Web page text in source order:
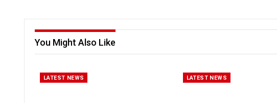
You Might Also Like
LATEST NEWS LATEST NEWS